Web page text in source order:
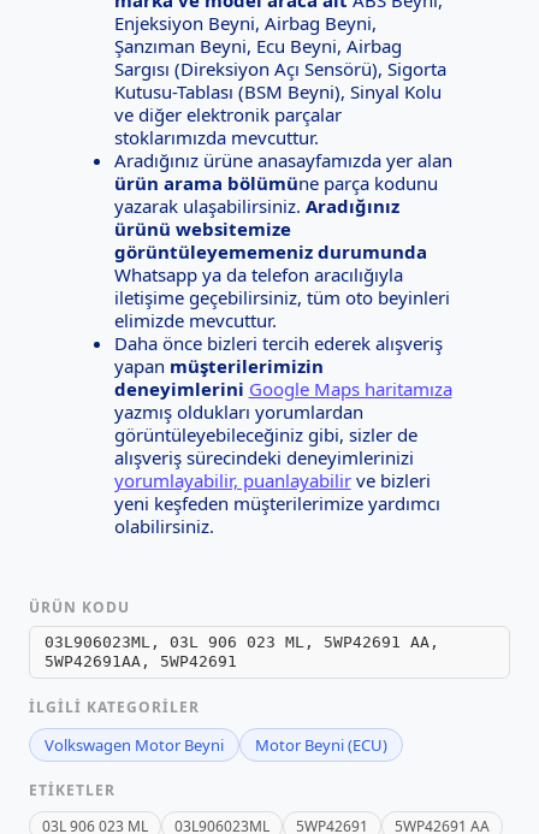
Enjeksiyon Beyni, Airbag Beyni,
Şanzıman Beyni, Ecu Beyni, Airbag
Sargısı (Direksiyon Açı Sensörü), Sigorta
Kutusu-Tablası (BSM Beyni), Sinyal Kolu
ve diğer elektronik parçalar
stoklarımızda mevcuttur.
Aradığınız ürüne anasayfamızda yer alan
ürün arama bölümüne parça kodunu
yazarak ulaşabilirsiniz. Aradığınız
ürünü websitemize
görüntüleyememeniz durumunda
Whatsapp ya da telefon aracılığıyla
iletişime geçebilirsiniz, tüm oto beyinleri
elimizde mevcuttur.
Daha önce bizleri tercih ederek alışveriş
yapan müşterilerimizin
deneyimlerini Google Maps haritamıza
yazmış oldukları yorumlardan
görüntüleyebileceğiniz gibi, sizler de
alışveriş sürecindeki deneyimlerinizi
yorumlayabilir, puanlayabilirve bizleri
yeni keşfeden müşterilerimize yardımcı
olabilirsiniz.
ÜRÜN KODU
03L906023ML, 03L 906 023 ML, 5WP42691 AA,
5WP42691AA, 5WP42691
İLGILI KATEGORILER
Volkswagen Motor Beyni Motor Beyni (ECU)
ETIKETLER
03L 906 023 ML
03L906023ML 5WP42691
5WP42691 AA